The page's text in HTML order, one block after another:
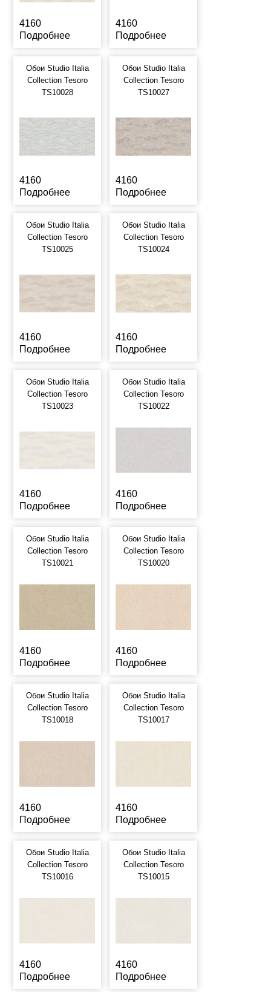
4160
Подробнее
4160
Подробнее
Обои Studio Italia
Collection Tesoro
TS10028
4160
Подробнее
Обои Studio Italia
Collection Tesoro
TS10027
4160
Подробнее
Обои Studio Italia
Collection Tesoro
TS10025
4160
Подробнее
Обои Studio Italia
Collection Tesoro
TS10024
4160
Подробнее
Обои Studio Italia
Collection Tesoro
TS10023
4160
Подробнее
Обои Studio Italia
Collection Tesoro
TS10022
4160
Подробнее
Обои Studio Italia
Collection Tesoro
TS10021
4160
Подробнее
Обои Studio Italia
Collection Tesoro
TS10020
4160
Подробнее
Обои Studio Italia
Collection Tesoro
TS10018
4160
Подробнее
Обои Studio Italia
Collection Tesoro
TS10017
4160
Подробнее
Обои Studio Italia
Collection Tesoro
TS10016
4160
Подробнее
Обои Studio Italia
Collection Tesoro
TS10015
4160
Подробнее